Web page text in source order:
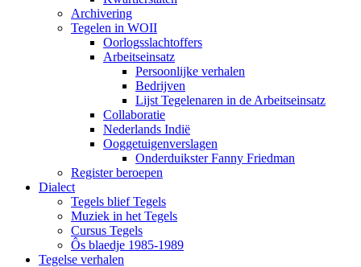
Archivering
Tegelen in WOII
Oorlogsslachtoffers
Arbeitseinsatz
Persoonlijke verhalen
Bedrijven
Lijst Tegelenaren in de Arbeitseinsatz
Collaboratie
Nederlands Indië
Ooggetuigenverslagen
Onderduikster Fanny Friedman
Register beroepen
Dialect
Tegels blief Tegels
Muziek in het Tegels
Cursus Tegels
Ôs blaedje 1985-1989
Tegelse verhalen